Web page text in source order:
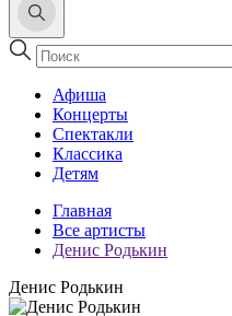
Афиша
Концерты
Спектакли
Классика
Детям
Главная
Все артисты
Денис Родькин
Денис Родькин